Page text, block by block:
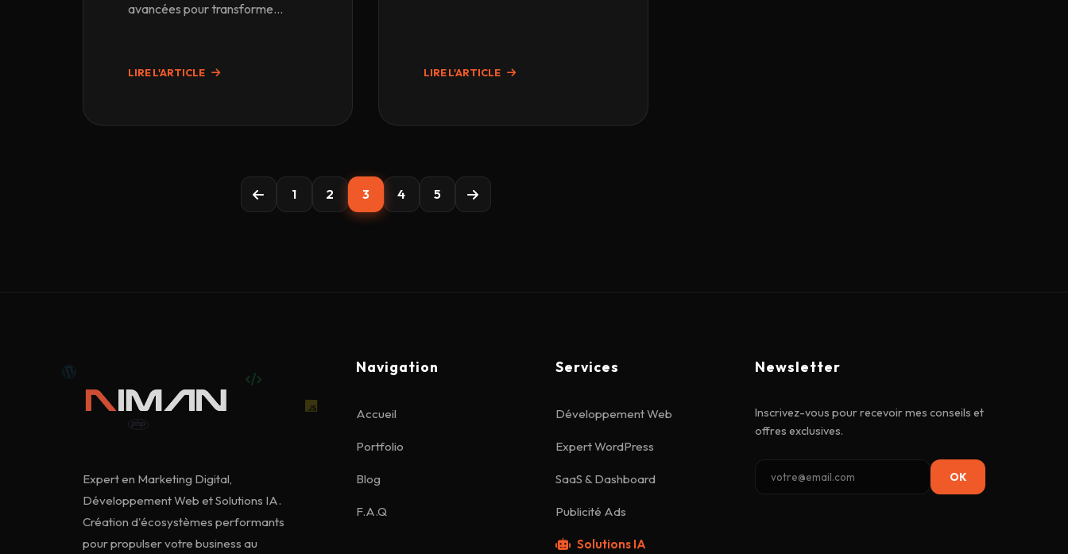
avancées pour transforme...
LIRE L'ARTICLE LIRE L'ARTICLE
1 2 3 4 5
Expert en Marketing Digital,
Développement Web et Solutions IA.
Création d'écosystèmes performants
pour propulser votre business au
Navigation
Accueil
Portfolio
Blog
F.A.Q
Services
Développement Web
Expert WordPress
SaaS & Dashboard
Publicité Ads
Solutions IA
Newsletter
Inscrivez-vous pour recevoir mes conseils et
offres exclusives.
OK